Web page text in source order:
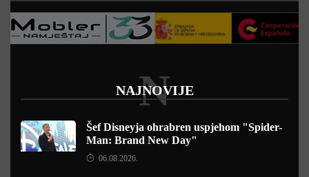
NAJNOVIJE
N
Šef Disneyja ohrabren uspjehom "Spider-
Man: Brand New Day"
06.08.2026.